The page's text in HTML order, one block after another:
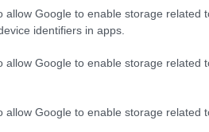
allow Google to enable storage related
identifiers in apps.
allow Google to enable storage related
allow Google to enable storage related
miste. È importante
essere diverse in
dell’operatore.
stato